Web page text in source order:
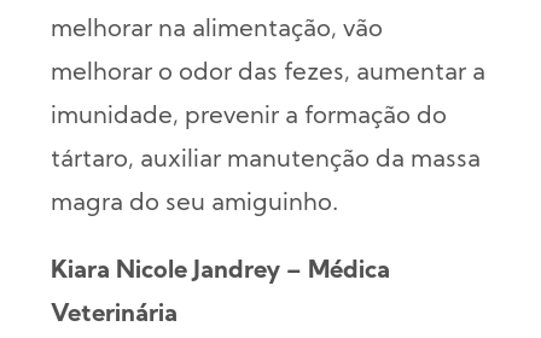
melhorar na alimentação, vão
melhorar o odor das fezes, aumentar a
imunidade, prevenir a formação do
tártaro, auxiliar manutenção da massa
magra do seu amiguinho.
Kiara Nicole Jandrey – Médica
Veterinária